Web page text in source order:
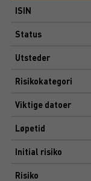
ISIN
Status
Utsteder
Risikokategori
Viktige datoer
Løpetid
Initial risiko
Risiko